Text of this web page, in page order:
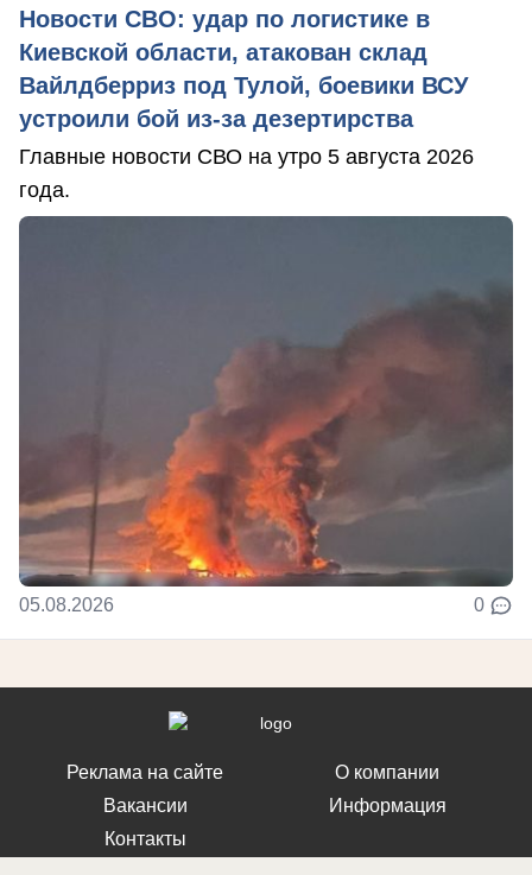
Новости СВО: удар по логистике в
Киевской области, атакован склад
Вайлдберриз под Тулой, боевики ВСУ
устроили бой из-за дезертирства
Главные новости СВО на утро 5 августа 2026
года.
05.08.2026 0
Реклама на сайте
Вакансии
Контакты
О компании
Информация